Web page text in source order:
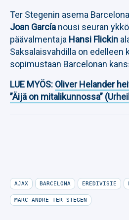
Ter Stegenin asema
Joan García nousi seuran
päävalmentaja Hansi Flickin
Saksalaisvahdilla on edelleen
sopimustaan Barcelonan
LUE MYÖS: Oliver Helander
”Äijä on mitalikunnossa”
AJAX BARCELONA EREDIVISIE
MARC-ANDRE TER STEGEN